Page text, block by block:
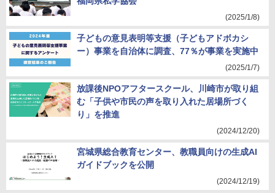
(2025/1/8)
子どもの意見表明等支援（子どもアドボカシ
ー）事業を自治体に調査、77％が事業を実施中
(2025/1/7)
放課後NPOアフタースクール、川崎市が取り組
む「子供や市民の声を取り入れた居場所づく
り」を推進
(2024/12/20)
宮城県総合教育センター、教職員向けの生成AI
ガイドブックを公開
(2024/12/19)